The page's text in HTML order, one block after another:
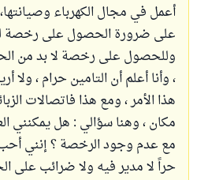
أعمل في مجال الكهرباء
على ضرورة الحصول على رخصة
وللحصول على رخصة لا بد من
، وأنا أعلم أن التامين حرام ،
هذا الأمر ، ومع هذا فاتصالات
مكان ، وهنا سؤالي : هل يمكنني
مع عدم وجود الرخصة ؟ إنني أحب
حراً لا مدير فيه ولا ضرائب على